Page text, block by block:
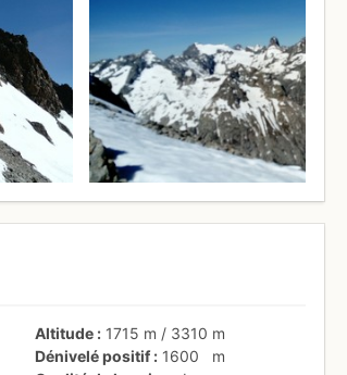
Altitude 1715 m / 3310 m
Dénivelé positif
1600
m